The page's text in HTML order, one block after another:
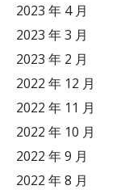
2023 年 4 月
2023 年 3 月
2023 年 2 月
2022 年 12 月
2022 年 11 月
2022 年 10 月
2022 年 9 月
2022 年 8 月